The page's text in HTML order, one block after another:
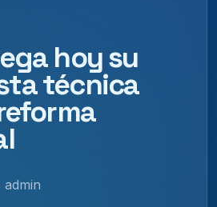
hoy su
técnica
admin